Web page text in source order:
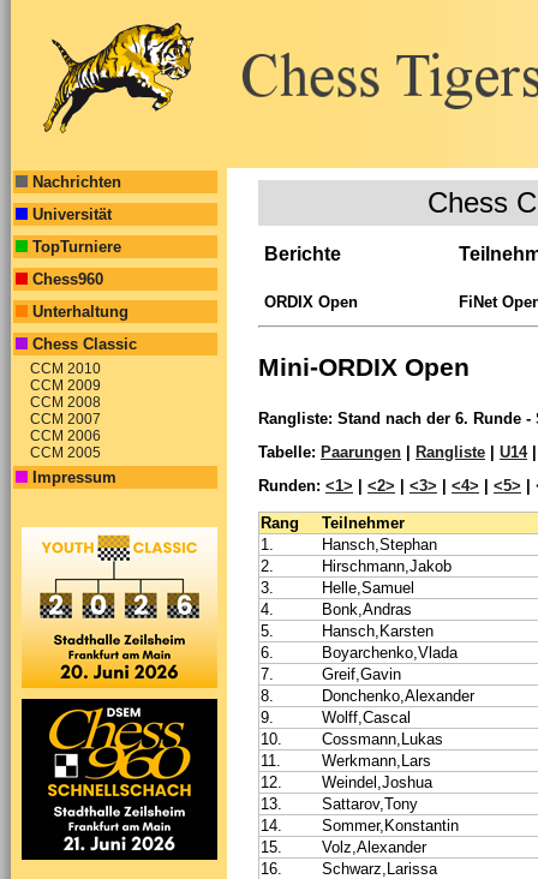
Nachrichten
Universität
TopTurniere
Chess960
Unterhaltung
Chess Classic
CCM 2010
CCM 2009
CCM 2008
CCM 2007
CCM 2006
CCM 2005
Impressum
Chess
Berichte
ORDIX Open FiNet
Mini-ORDIX Open
Rangliste: Stand nach der 6. Runde -
Tabelle: Paarungen Rangliste U14
Runden: <1> <2> <3> <4> <5>
Rang
Teilnehmer
1.
Hansch,Stephan
2.
Hirschmann,Jakob
3.
Helle,Samuel
4.
Bonk,Andras
5.
Hansch,Karsten
6.
Boyarchenko,Vlada
7.
Greif,Gavin
8.
Donchenko,Alexander
9.
Wolff,Cascal
10.
Cossmann,Lukas
11.
Werkmann,Lars
12.
Weindel,Joshua
13.
Sattarov,Tony
14.
Sommer,Konstantin
15.
Volz,Alexander
16.
Schwarz,Larissa